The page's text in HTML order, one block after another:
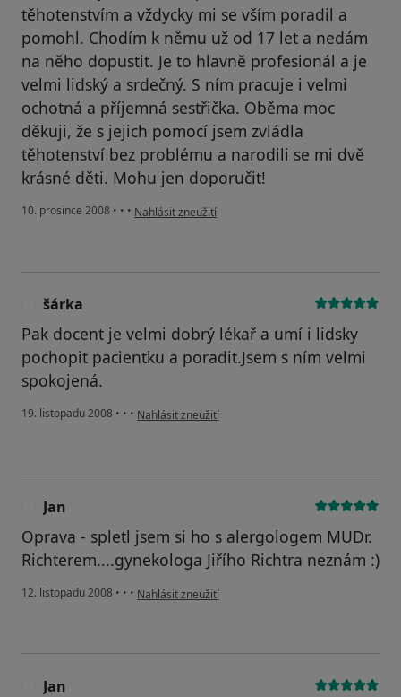
těhotenstvím a vždycky mi se vším poradil a
pomohl. Chodím k němu už od 17 let a nedám
na něho dopustit. Je to hlavně profesionál a je
velmi lidský a srdečný. S ním pracuje i velmi
ochotná a příjemná sestřička. Oběma moc
děkuji, že s jejich pomocí jsem zvládla
těhotenství bez problému a narodili se mi dvě
krásné děti. Mohu jen doporučit!
10. prosince 2008 • • • podle názoru uživatele Radka Lopraisová
Nahlásit zneužití
šárka
Pak docent je velmi dobrý lékař a umí i lidsky
pochopit pacientku a poradit.Jsem s ním velmi
spokojená.
19. listopadu 2008 • • • podle názoru uživatele šárka
Nahlásit zneužití
Jan
Oprava - spletl jsem si ho s alergologem MUDr.
Richterem....gynekologa Jiřího Richtra neznám :)
12. listopadu 2008 • • • podle názoru uživatele Jan
Nahlásit zneužití
Jan